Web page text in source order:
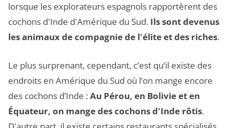
lorsque les explorateurs espagnols rapportèrent des
cochons d'Inde d'Amérique du Sud. Ils sont devenus
les animaux de compagnie de l'élite et des riches.
Le plus surprenant, cependant, c’est qu’il existe des
endroits en Amérique du Sud où l’on mange encore
des cochons d’Inde :Au Pérou, en Bolivie et en
Équateur, on mange des cochons d'Inde rôtis.